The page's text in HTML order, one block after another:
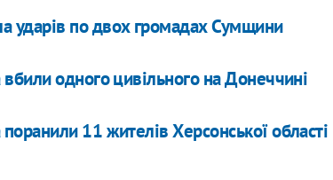
ударів по двох громадах Сумщини
вбили одного цивільного на Донеччині
11 жителів Херсонської області